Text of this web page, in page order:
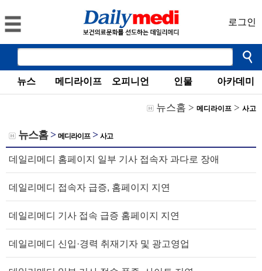
로그인
뉴스 메디라이프 오피니언 인물 아카데미
뉴스홈 > 메디라이프 > 사고
뉴스홈> 메디라이프> 사고
데일리메디 홈페이지 일부 기사 접속자 과다로 장애
데일리메디 접속자 급증, 홈페이지 지연
데일리메디 기사 접속 급증 홈페이지 지연
데일리메디 신입·경력 취재기자 및 광고영업